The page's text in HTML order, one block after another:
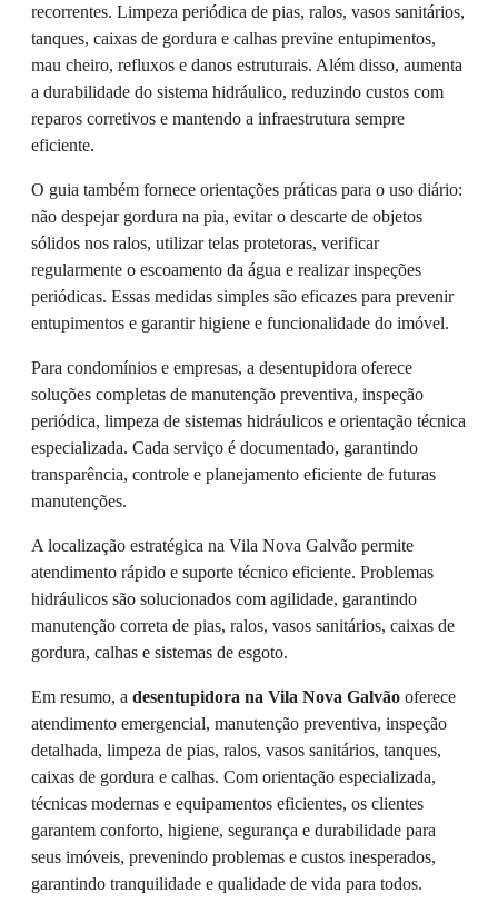
recorrentes. Limpeza periódica de pias, ralos, vasos sanitários,
tanques, caixas de gordura e calhas previne entupimentos,
mau cheiro, refluxos e danos estruturais. Além disso, aumenta
a durabilidade do sistema hidráulico, reduzindo custos com
reparos corretivos e mantendo a infraestrutura sempre
eficiente.
O guia também fornece orientações práticas para o uso diário:
não despejar gordura na pia, evitar o descarte de objetos
sólidos nos ralos, utilizar telas protetoras, verificar
regularmente o escoamento da água e realizar inspeções
periódicas. Essas medidas simples são eficazes para prevenir
entupimentos e garantir higiene e funcionalidade do imóvel.
Para condomínios e empresas, a desentupidora oferece
soluções completas de manutenção preventiva, inspeção
periódica, limpeza de sistemas hidráulicos e orientação técnica
especializada. Cada serviço é documentado, garantindo
transparência, controle e planejamento eficiente de futuras
manutenções.
A localização estratégica na Vila Nova Galvão permite
atendimento rápido e suporte técnico eficiente. Problemas
hidráulicos são solucionados com agilidade, garantindo
manutenção correta de pias, ralos, vasos sanitários, caixas de
gordura, calhas e sistemas de esgoto.
Em resumo, a desentupidora na Vila Nova Galvão oferece
atendimento emergencial, manutenção preventiva, inspeção
detalhada, limpeza de pias, ralos, vasos sanitários, tanques,
caixas de gordura e calhas. Com orientação especializada,
técnicas modernas e equipamentos eficientes, os clientes
garantem conforto, higiene, segurança e durabilidade para
seus imóveis, prevenindo problemas e custos inesperados,
garantindo tranquilidade e qualidade de vida para todos.